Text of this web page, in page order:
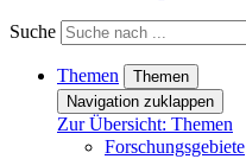
Suche
Themen
Themen
Navigation zuklappen
Zur Übersicht: Themen
Forschungsgebiete